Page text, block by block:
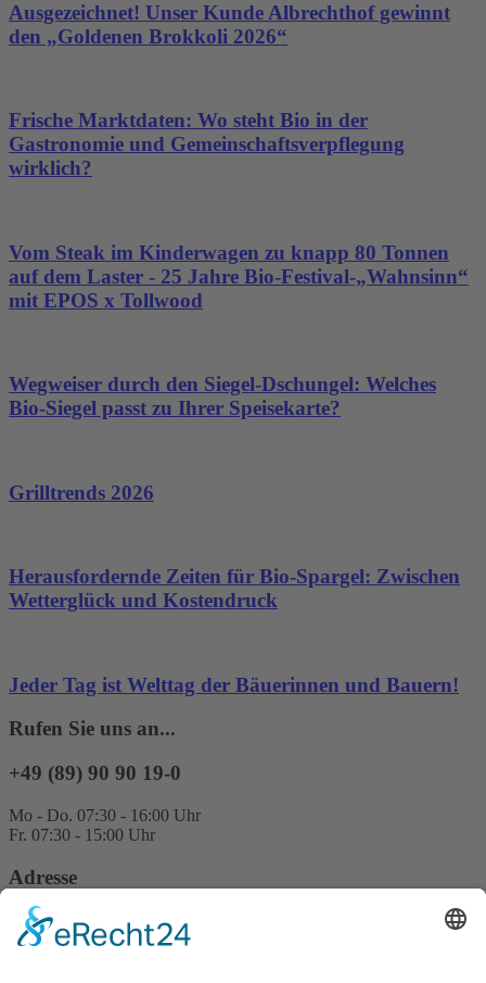
Ausgezeichnet! Unser Kunde Albrechthof gewinnt
den „Goldenen Brokkoli 2026“
Frische Marktdaten: Wo steht Bio in der
Gastronomie und Gemeinschaftsverpflegung
wirklich?
Vom Steak im Kinderwagen zu knapp 80 Tonnen
auf dem Laster - 25 Jahre Bio-Festival-„Wahnsinn“
mit EPOS x Tollwood
Wegweiser durch den Siegel-Dschungel: Welches
Bio-Siegel passt zu Ihrer Speisekarte?
Grilltrends 2026
Herausfordernde Zeiten für Bio-Spargel: Zwischen
Wetterglück und Kostendruck
Jeder Tag ist Welttag der Bäuerinnen und Bauern!
Rufen Sie uns an...
+49 (89) 90 90 19-0
Mo - Do. 07:30 - 16:00 Uhr
Fr. 07:30 - 15:00 Uhr
Adresse
EPOS Bio Partner Süd GmbH
Gewerbestraße 12